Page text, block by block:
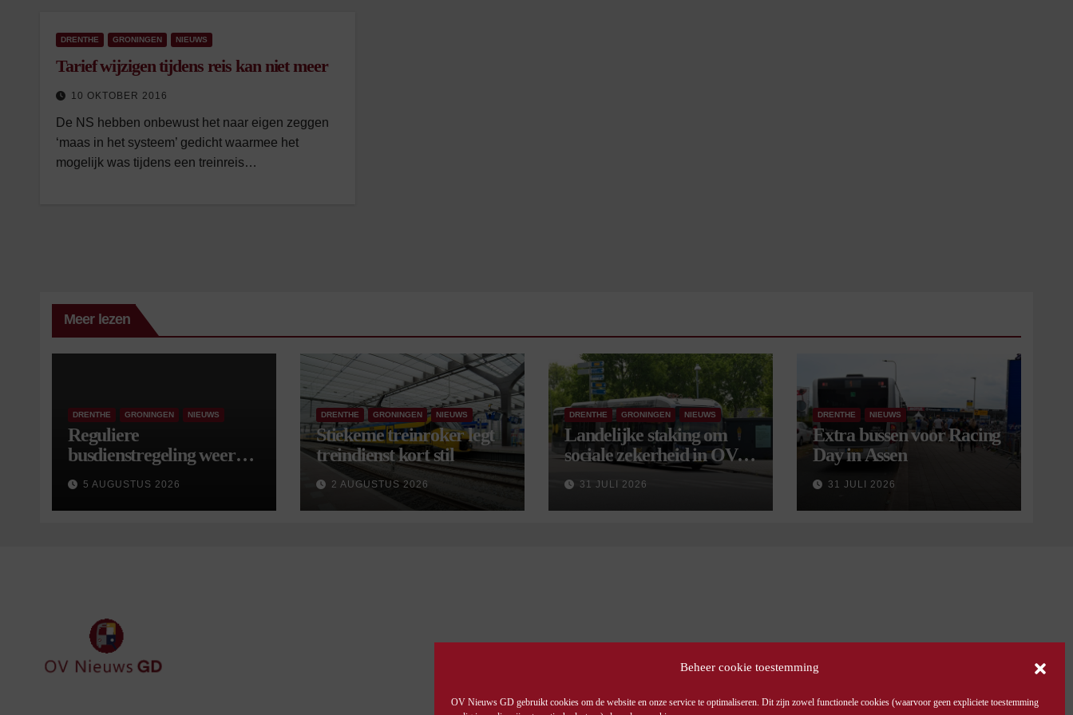
Beheer cookie toestemming
OV Nieuws GD gebruikt cookies om de website en onze service te optimaliseren. Dit zijn zowel functionele cookies (waarvoor geen expliciete toestemming
DRENTHE GRONINGEN NIEUWS
Tarief wijzigen tijdens reis kan niet meer
10 OKTOBER 2016
De NS hebben onbewust het naar eigen zeggen
‘maas in het systeem’ gedicht waarmee het
mogelijk was tijdens een treinreis…
Meer lezen
DRENTHE GRONINGEN NIEUWS
Reguliere
busdienstregeling weer
van start, met kleine
wijzigingen
5 AUGUSTUS 2026
DRENTHE GRONINGEN NIEUWS
Stiekeme treinroker legt
treindienst kort stil
2 AUGUSTUS 2026
DRENTHE GRONINGEN NIEUWS
Landelijke staking om
sociale zekerheid in OV
aangekondigd voor 9
september
31 JULI 2026
DRENTHE NIEUWS
Extra bussen voor Racing
Day in Assen
31 JULI 2026